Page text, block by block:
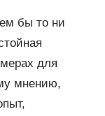
бы то ни
для
мнению,